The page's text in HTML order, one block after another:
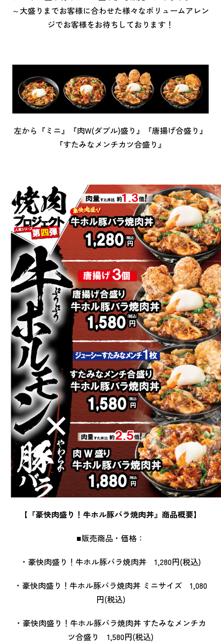
～大盛りまでお客様に合わせた様々なボリュームアレン
ジでお客様をお待ちしております！
左から『ミニ』『肉W(ダブル)盛り』『唐揚げ合盛り』
『すたみなメンチカツ合盛り』
【『豪快肉盛り！牛ホル豚バラ焼肉丼』商品概要】
■販売商品・価格：
・豪快肉盛り！牛ホル豚バラ焼肉丼 1,280円(税込)
・豪快肉盛り！牛ホル豚バラ焼肉丼 ミニサイズ 1,080
円(税込)
・豪快肉盛り！牛ホル豚バラ焼肉丼 すたみなメンチカ
ツ合盛り 1,580円(税込)